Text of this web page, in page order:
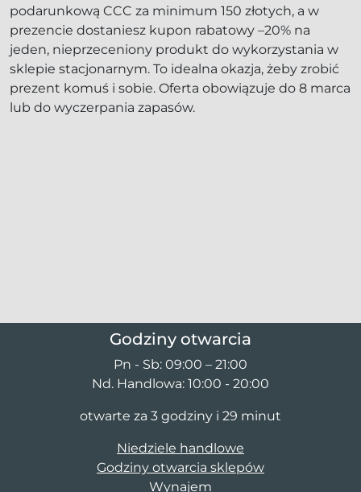
podarunkową CCC za minimum 150 złotych, a w
prezencie dostaniesz kupon rabatowy –20% na
jeden, nieprzeceniony produkt do wykorzystania w
sklepie stacjonarnym. To idealna okazja, żeby zrobić
prezent komuś i sobie. Oferta obowiązuje do 8 marca
lub do wyczerpania zapasów.
Godziny otwarcia
Pn - Sb: 09:00 – 21:00
Nd. Handlowa: 10:00 - 20:00
otwarte za 3 godziny i 29 minut
Niedziele handlowe
Godziny otwarcia sklepów
Wynajem